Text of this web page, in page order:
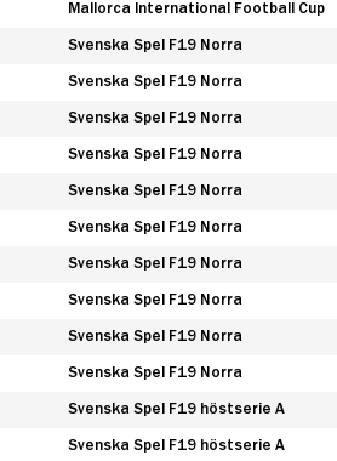
Mallorca International Football Cup
Svenska Spel F19 Norra
Svenska Spel F19 Norra
Svenska Spel F19 Norra
Svenska Spel F19 Norra
Svenska Spel F19 Norra
Svenska Spel F19 Norra
Svenska Spel F19 Norra
Svenska Spel F19 Norra
Svenska Spel F19 Norra
Svenska Spel F19 Norra
Svenska Spel F19 höstserie A
Svenska Spel F19 höstserie A